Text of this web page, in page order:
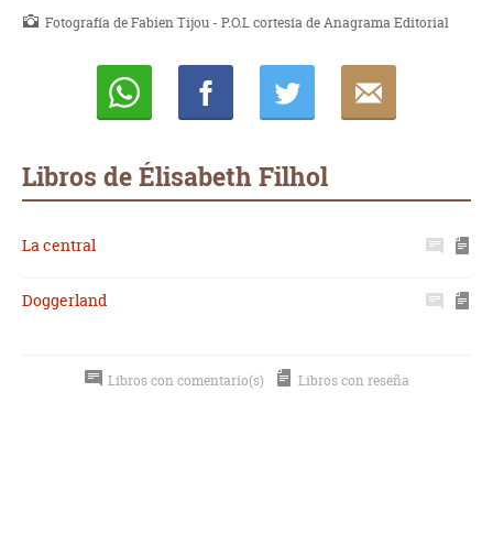
Fotografía de Fabien Tijou - P.O.L cortesía de Anagrama Editorial
Libros de Élisabeth Filhol
La central
Doggerland
Libros con comentario(s) Libros con reseña